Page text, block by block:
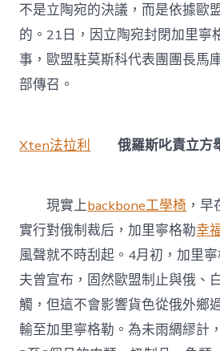
不是立陶宛的決議，而是依據歐
的。21日，因立陶宛封閉加里寧
事，歐盟駐莫斯科代表團團長馬
部傳召。
Xten法拉利 俄羅斯叱責立方
現實上backbone工學椅 ，
實行對俄制裁后，加里寧格勒幸
風聲就不時刮起。4月初，加里
夫曾宣布，固然歐盟制止與俄、
觸，但這不會影響貨色從俄外鄉
輸至加里寧格勒。為未雨綢繆計